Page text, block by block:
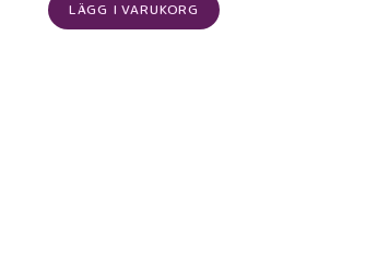
LÄGG I VARUKORG